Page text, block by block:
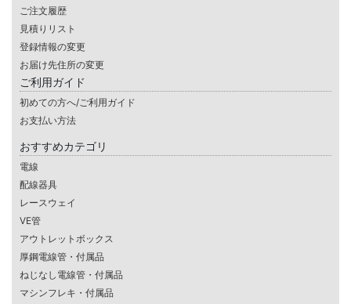
ご注文履歴
見積りリスト
登録情報の変更
お届け先住所の変更
ご利用ガイド
初めての方へ/ご利用ガイド
お支払い方法
おすすめカテゴリ
電線
配線器具
レースウェイ
VE管
アウトレットボックス
厚鋼電線管・付属品
ねじなし電線管・付属品
マシンフレキ・付属品